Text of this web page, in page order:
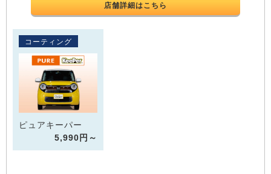
店舗詳細はこちら
コーティング
ピュアキーパー
5,990円～